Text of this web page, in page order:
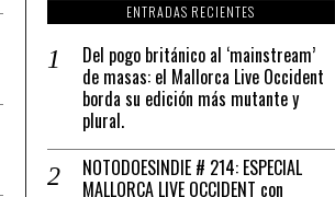
ENTRADAS RECIENTES
Del pogo británico al ‘mainstream’
de masas: el Mallorca Live Occident
borda su edición más mutante y
plural.
NOTODOESINDIE # 214: ESPECIAL
MALLORCA LIVE OCCIDENT con